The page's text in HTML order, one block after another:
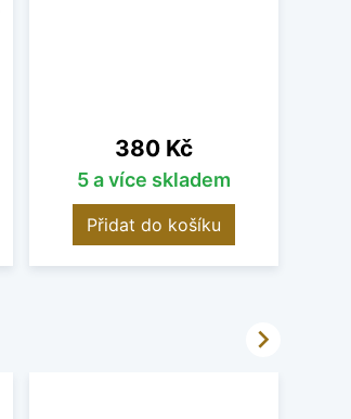
Cena
380 Kč
5 a více skladem
Přidat do košíku
